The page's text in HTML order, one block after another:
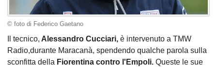
© foto di Federico Gaetano
Il tecnico, Alessandro Cucciari, è intervenuto a TMW
Radio,durante Maracanà, spendendo qualche parola sulla
sconfitta della Fiorentina contro l'Empoli. Queste le sue